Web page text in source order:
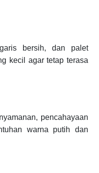
bersih, dan palet
kecil agar tetap terasa
pencahayaan
warna putih dan